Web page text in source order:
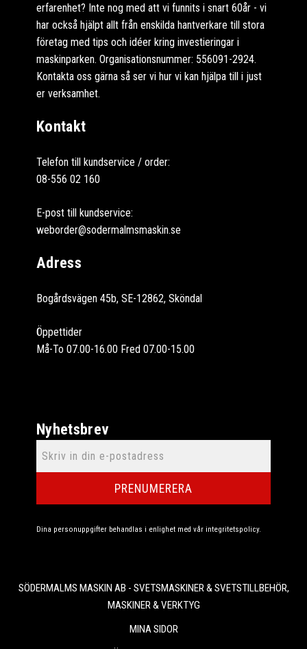
erfarenhet? Inte nog med att vi funnits i snart 60år - vi
har också hjälpt allt från enskilda hantverkare till stora
företag med tips och idéer kring investieringar i
maskinparken. Organisationsnummer: 556091-2924.
Kontakta oss gärna så ser vi hur vi kan hjälpa till i just
er verksamhet.
Kontakt
Telefon till kundservice / order:
08-556 02 160
E-post till kundservice:
weborder@sodermalmsmaskin.se
Adress
Bogårdsvägen 45b, SE-12862, Sköndal
Öppettider
Må-To 07.00-16.00 Fred 07.00-15.00
Nyhetsbrev
PRENUMERERA
Dina personuppgifter behandlas i enlighet med vår integritetspolicy.
SÖDERMALMS MASKIN AB - SVETSMASKINER & SVETSTILLBEHÖR,
MASKINER & VERKTYG
MINA SIDOR